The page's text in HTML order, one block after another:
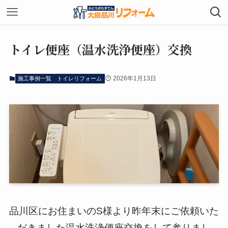
トイレ便座（温水洗浄便座）交換
施工事例一覧 トイレリフォーム 2026年1月13日
品川区にお住まいのS様より昨年末にご依頼いた